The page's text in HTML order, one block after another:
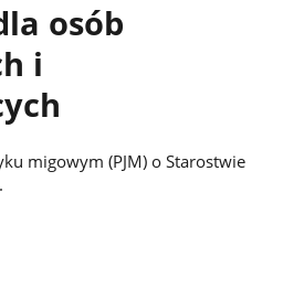
osób
i
migowym (PJM) o Starostwie